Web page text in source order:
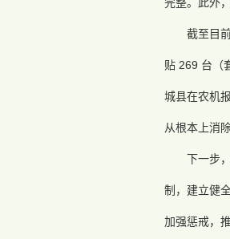
截至目
贴 269 台（
城县在农机
从根本上消
下一步
制，建立健
加强惩戒，